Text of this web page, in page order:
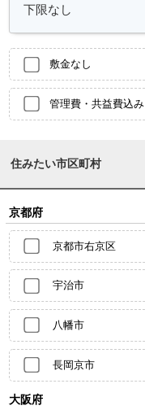
敷金なし
管理費・共益費込み
住みたい市区町村
京都府
京都市右京区
宇治市
八幡市
長岡京市
大阪府